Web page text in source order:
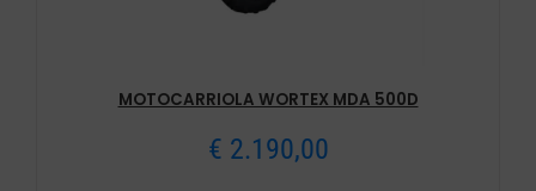
MOTOCARRIOLA WORTEX MDA 500D
€ 2.190,00